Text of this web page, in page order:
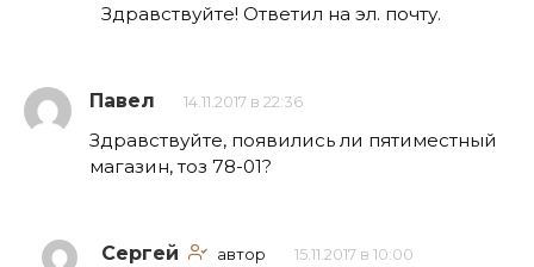
Здравствуйте! Ответил на эл. почту.
Павел 14.11.2017 в 22:36
Здравствуйте, появились ли пятиместный
магазин, тоз 78-01?
Сергей автор 15.11.2017 в 10:00